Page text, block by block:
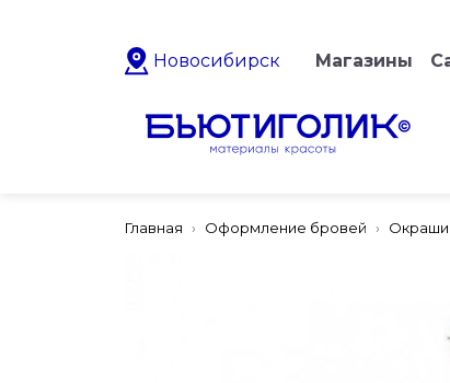
Новосибирск Магазины
Главная Оформление бровей